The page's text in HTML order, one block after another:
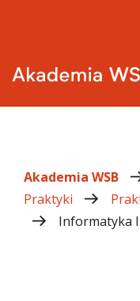
Akademia WSB
Praktyki
Informatyka